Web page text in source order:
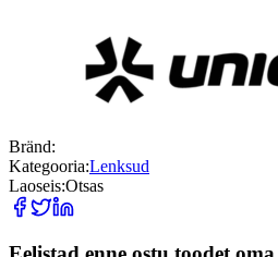
Bränd:
Kategooria:Lenksud
Laoseis:Otsas